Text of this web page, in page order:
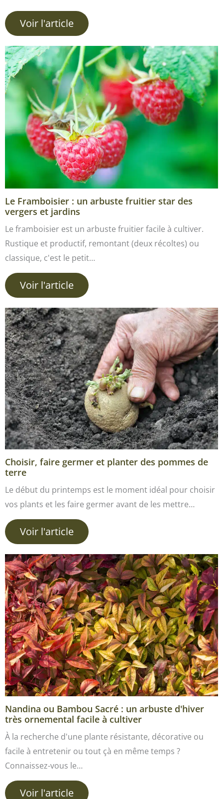
Voir l'article
Le Framboisier : un arbuste fruitier star des
vergers et jardins
Le framboisier est un arbuste fruitier facile à cultiver.
Rustique et productif, remontant (deux récoltes) ou
classique, c'est le petit…
Voir l'article
Choisir, faire germer et planter des pommes de
terre
Le début du printemps est le moment idéal pour choisir
vos plants et les faire germer avant de les mettre…
Voir l'article
Nandina ou Bambou Sacré : un arbuste d'hiver
très ornemental facile à cultiver
À la recherche d'une plante résistante, décorative ou
facile à entretenir ou tout çà en même temps ?
Connaissez-vous le…
Voir l'article